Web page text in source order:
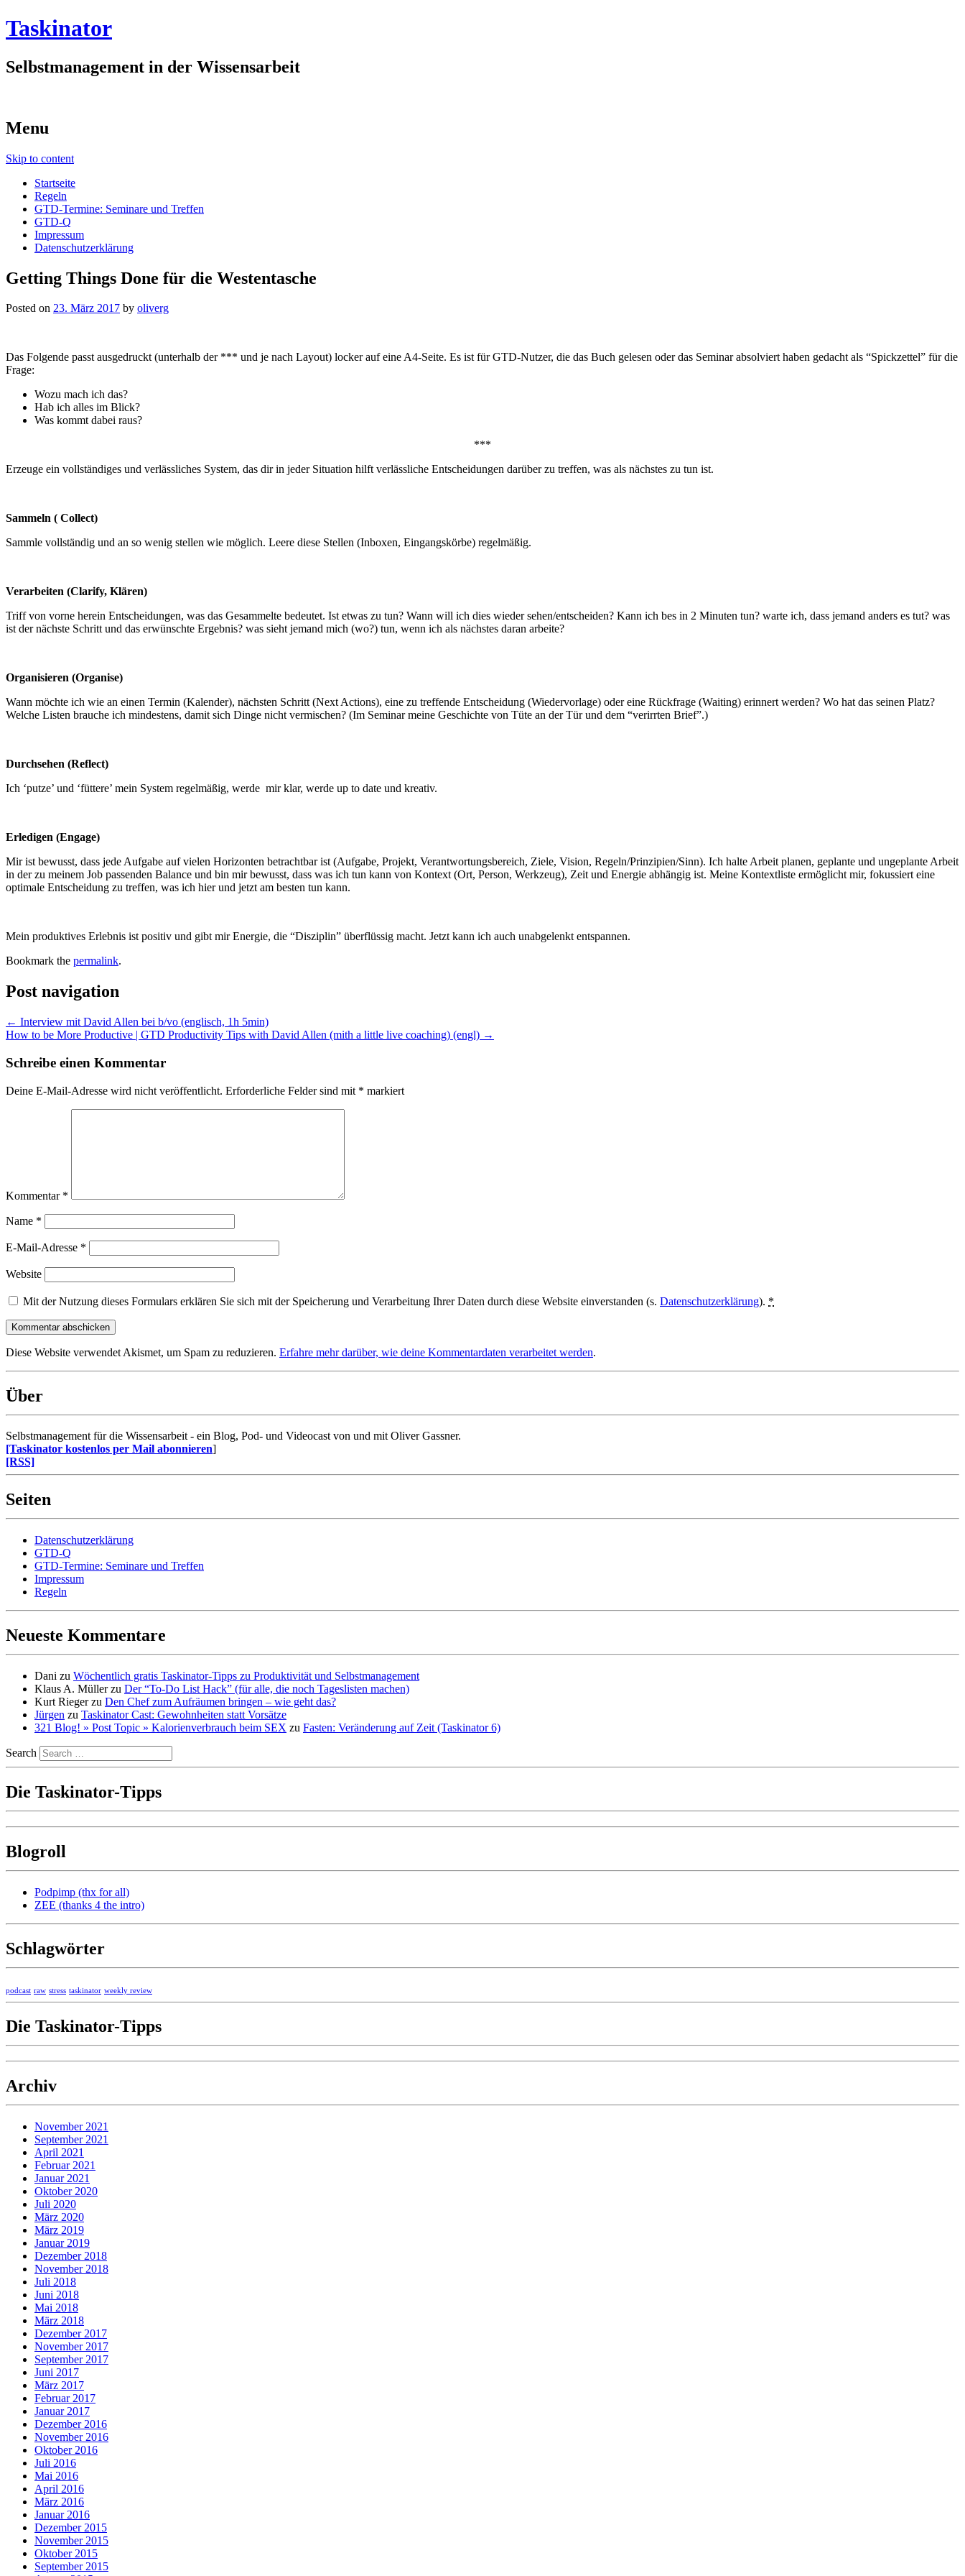
Taskinator
Selbstmanagement in der Wissensarbeit
Menu
Skip to content
Startseite
Regeln
GTD-Termine: Seminare und Treffen
GTD-Q
Impressum
Datenschutzerklärung
Getting Things Done für die Westentasche
Posted on 23. März 2017 by oliverg
Das Folgende passt ausgedruckt (unterhalb der *** und je nach Layout) locker auf eine A4-Seite. Es ist für GTD-Nutzer, die das Buch gelesen oder das Seminar absolviert haben gedacht als “Spickzettel” für die
Frage:
Wozu mach ich das?
Hab ich alles im Blick?
Was kommt dabei raus?
***
Erzeuge ein vollständiges und verlässliches System, das dir in jeder Situation hilft verlässliche Entscheidungen darüber zu treffen, was als nächstes zu tun ist.
Sammeln ( Collect)
Sammle vollständig und an so wenig stellen wie möglich. Leere diese Stellen (Inboxen, Eingangskörbe) regelmäßig.
Verarbeiten (Clarify, Klären)
Triff von vorne herein Entscheidungen, was das Gesammelte bedeutet. Ist etwas zu tun? Wann will ich dies wieder sehen/entscheiden? Kann ich bes in 2 Minuten tun? warte ich, dass jemand anders es tut? was
ist der nächste Schritt und das erwünschte Ergebnis? was sieht jemand mich (wo?) tun, wenn ich als nächstes daran arbeite?
Organisieren (Organise)
Wann möchte ich wie an einen Termin (Kalender), nächsten Schritt (Next Actions), eine zu treffende Entscheidung (Wiedervorlage) oder eine Rückfrage (Waiting) erinnert werden? Wo hat das seinen Platz?
Welche Listen brauche ich mindestens, damit sich Dinge nicht vermischen? (Im Seminar meine Geschichte von Tüte an der Tür und dem “verirrten Brief”.)
Durchsehen (Reflect)
Ich ‘putze’ und ‘füttere’ mein System regelmäßig, werde mir klar, werde up to date und kreativ.
Erledigen (Engage)
Mir ist bewusst, dass jede Aufgabe auf vielen Horizonten betrachtbar ist (Aufgabe, Projekt, Verantwortungsbereich, Ziele, Vision, Regeln/Prinzipien/Sinn). Ich halte Arbeit planen, geplante und ungeplante Arbeit
in der zu meinem Job passenden Balance und bin mir bewusst, dass was ich tun kann von Kontext (Ort, Person, Werkzeug), Zeit und Energie abhängig ist. Meine Kontextliste ermöglicht mir, fokussiert eine
optimale Entscheidung zu treffen, was ich hier und jetzt am besten tun kann.
Mein produktives Erlebnis ist positiv und gibt mir Energie, die “Disziplin” überflüssig macht. Jetzt kann ich auch unabgelenkt entspannen.
Bookmark the permalink.
Post navigation
← Interview mit David Allen bei b/vo (englisch, 1h 5min)
How to be More Productive | GTD Productivity Tips with David Allen (mith a little live coaching) (engl) →
Schreibe einen Kommentar
Deine E-Mail-Adresse wird nicht veröffentlicht. Erforderliche Felder sind mit * markiert
Kommentar *
Name *
E-Mail-Adresse *
Website
Mit der Nutzung dieses Formulars erklären Sie sich mit der Speicherung und Verarbeitung Ihrer Daten durch diese Website einverstanden (s. Datenschutzerklärung). *
Diese Website verwendet Akismet, um Spam zu reduzieren. Erfahre mehr darüber, wie deine Kommentardaten verarbeitet werden.
Über
Selbstmanagement für die Wissensarbeit - ein Blog, Pod- und Videocast von und mit Oliver Gassner.
[Taskinator kostenlos per Mail abonnieren]
[RSS]
Seiten
Datenschutzerklärung
GTD-Q
GTD-Termine: Seminare und Treffen
Impressum
Regeln
Neueste Kommentare
Dani zu Wöchentlich gratis Taskinator-Tipps zu Produktivität und Selbstmanagement
Klaus A. Müllerzu Der “To-Do List Hack” (für alle, die noch Tageslisten machen)
Kurt Riegerzu Den Chef zum Aufräumen bringen – wie geht das?
Jürgen zu Taskinator Cast: Gewohnheiten statt Vorsätze
321 Blog! » Post Topic » Kalorienverbrauch beim SEX zu Fasten: Veränderung auf Zeit (Taskinator 6)
Search
Die Taskinator-Tipps
Blogroll
Podpimp (thx for all)
ZEE (thanks 4 the intro)
Schlagwörter
podcast raw stress taskinator weekly review
Die Taskinator-Tipps
Archiv
November 2021
September 2021
April 2021
Februar 2021
Januar 2021
Oktober 2020
Juli 2020
März 2020
März 2019
Januar 2019
Dezember 2018
November 2018
Juli 2018
Juni 2018
Mai 2018
März 2018
Dezember 2017
November 2017
September 2017
Juni 2017
März 2017
Februar 2017
Januar 2017
Dezember 2016
November 2016
Oktober 2016
Juli 2016
Mai 2016
April 2016
März 2016
Januar 2016
Dezember 2015
November 2015
Oktober 2015
September 2015